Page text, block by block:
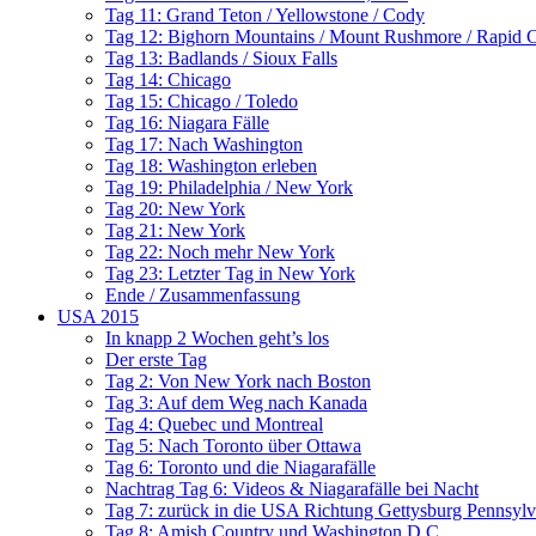
Tag 11: Grand Teton / Yellowstone / Cody
Tag 12: Bighorn Mountains / Mount Rushmore / Rapid
Tag 13: Badlands / Sioux Falls
Tag 14: Chicago
Tag 15: Chicago / Toledo
Tag 16: Niagara Fälle
Tag 17: Nach Washington
Tag 18: Washington erleben
Tag 19: Philadelphia / New York
Tag 20: New York
Tag 21: New York
Tag 22: Noch mehr New York
Tag 23: Letzter Tag in New York
Ende / Zusammenfassung
USA 2015
In knapp 2 Wochen geht’s los
Der erste Tag
Tag 2: Von New York nach Boston
Tag 3: Auf dem Weg nach Kanada
Tag 4: Quebec und Montreal
Tag 5: Nach Toronto über Ottawa
Tag 6: Toronto und die Niagarafälle
Nachtrag Tag 6: Videos & Niagarafälle bei Nacht
Tag 7: zurück in die USA Richtung Gettysburg
Tag 8: Amish Country und Washington D.C.